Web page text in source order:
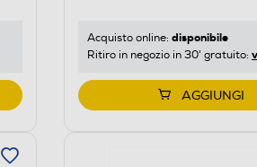
Acquisto online: disponibile
Ritiro in negozio in 30' gratuito:
AGGIUNGI